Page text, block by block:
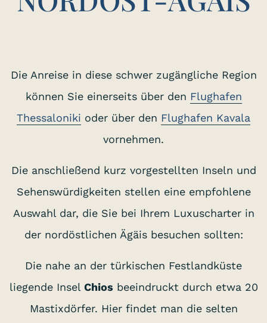
Die Anreise in diese schwer zugängliche Region
können Sie einerseits über den Flughafen
Thessaloniki oder über den Flughafen Kavala
vornehmen.
Die anschließend kurz vorgestellten Inseln und
Sehenswürdigkeiten stellen eine empfohlene
Auswahl dar, die Sie bei Ihrem Luxuscharter in
der nordöstlichen Ägäis besuchen sollten:
Die nahe an der türkischen Festlandküste
liegende Insel Chios beeindruckt durch etwa 20
Mastixdörfer. Hier findet man die selten